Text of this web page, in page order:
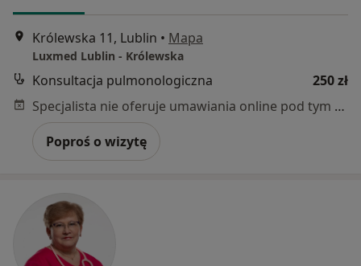
Królewska 11, Lublin • Mapa
Luxmed Lublin - Królewska
Konsultacja pulmonologiczna
250 zł
Specjalista nie oferuje umawiania online pod tym adresem.
Poproś o wizytę